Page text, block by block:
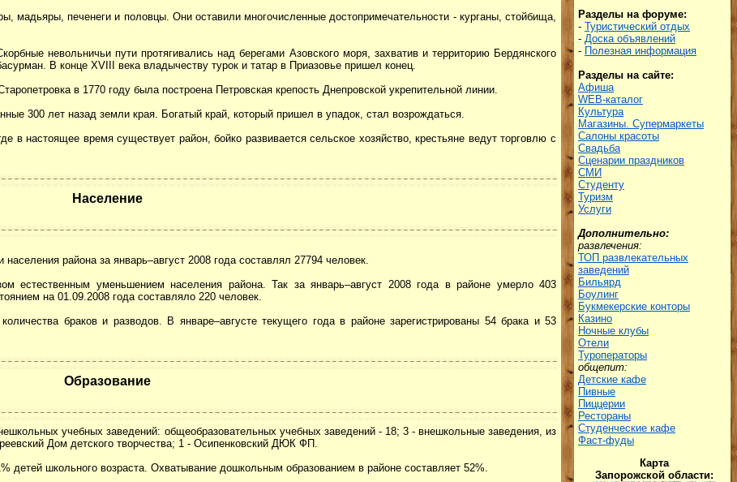
мадьяры, печенеги и половцы. Они оставили многочисленные достопримечательности - курганы, стойбища,
невольничьи пути протягивались над берегами Азовского моря, захватив и территорию Бердянского
В конце XVIII века владычеству турок и татар в Приазовье пришел конец.
в 1770 году была построена Петровская крепость Днепровской укрепительной линии.
300 лет назад земли края. Богатый край, который пришел в упадок, стал возрождаться.
в настоящее время существует район, бойко развивается сельское хозяйство, крестьяне ведут торговлю с
Население
района за январь–август 2008 года составлял 27794 человек.
естественным уменьшением населения района. Так за январь–август 2008 года в районе умерло 403
на 01.09.2008 года составляло 220 человек.
браков и разводов. В январе–августе текущего года в районе зарегистрированы 54 брака и 53
Образование
учебных заведений: общеобразовательных учебных заведений - 18; 3 - внешкольные заведения, из
Дом детского творчества; 1 - Осипенковский ДЮК ФП.
школьного возраста. Охватывание дошкольным образованием в районе составляет 52%.
Разделы на форуме:
- Туристический отдых
- Доска объявлений
- Полезная информация
Разделы на сайте:
Афиша
WEB-каталог
Культура
Магазины. Супермаркеты
Салоны красоты
Свадьба
Сценарии праздников
СМИ
Студенту
Туризм
Услуги
Дополнительно:
развлечения:
ТОП развлекательных
заведений
Бильярд
Боулинг
Букмекерские конторы
Казино
Ночные клубы
Отели
Туроператоры
общепит:
Детские кафе
Пивные
Пиццерии
Рестораны
Студенческие кафе
Фаст-фуды
Карта
Запорожской области: